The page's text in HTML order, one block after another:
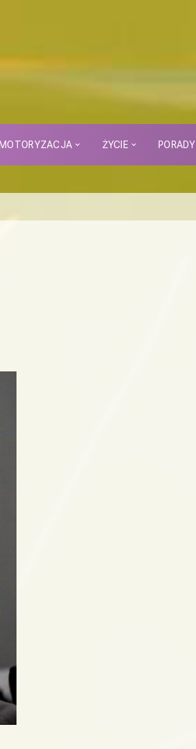
MOTORYZACJA ŻYCIE PORADY